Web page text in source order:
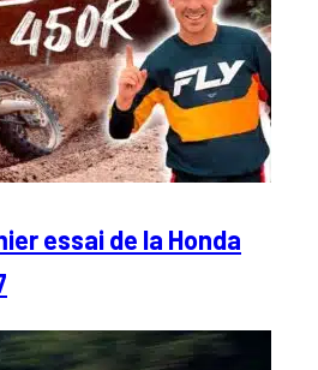
essai de la Honda